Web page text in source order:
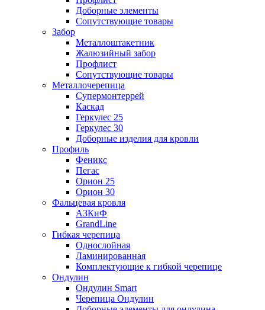
Доборные элементы
Сопутствующие товары
Забор
Металлоштакетник
Жалюзийный забор
Профлист
Сопутствующие товары
Металлочерепица
Супермонтеррей
Каскад
Геркулес 25
Геркулес 30
Доборные изделия для кровли
Профиль
Феникс
Пегас
Орион 25
Орион 30
Фальцевая кровля
АЗКиФ
GrandLine
Гибкая черепица
Однослойная
Ламинированная
Комплектующие к гибкой черепице
Ондулин
Ондулин Smart
Черепица Ондулин